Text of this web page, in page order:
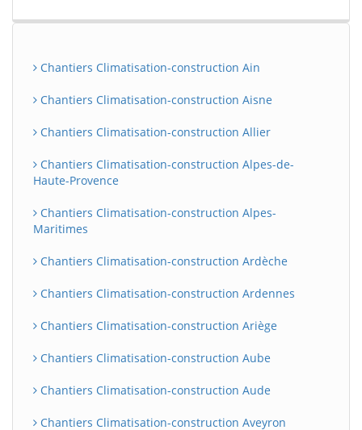
Chantiers Climatisation-construction Ain
Chantiers Climatisation-construction Aisne
Chantiers Climatisation-construction Allier
Chantiers Climatisation-construction Alpes-de-
Haute-Provence
Chantiers Climatisation-construction Alpes-
Maritimes
Chantiers Climatisation-construction Ardèche
Chantiers Climatisation-construction Ardennes
Chantiers Climatisation-construction Ariège
Chantiers Climatisation-construction Aube
Chantiers Climatisation-construction Aude
Chantiers Climatisation-construction Aveyron